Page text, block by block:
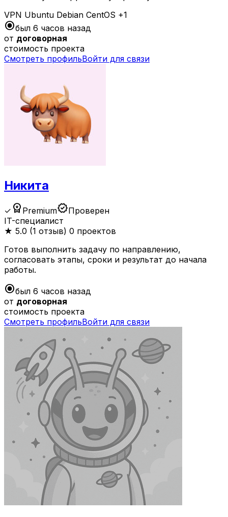
VPN Ubuntu Debian CentOS +1
radio_button_checkedбыл 6 часов назад
от договорная
стоимость проекта
Смотреть профильВойти для связи
Никита
✓ workspace_premium PremiumverifiedПроверен
IT-специалист
★ 5.0 (1 отзыв) 0 проектов
Готов выполнить задачу по направлению,
согласовать этапы, сроки и результат до начала
работы.
radio_button_checkedбыл 6 часов назад
от договорная
стоимость проекта
Смотреть профильВойти для связи